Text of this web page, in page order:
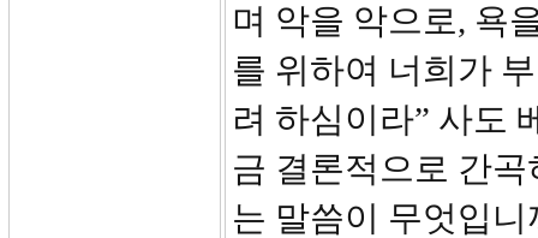
며 악을 악으로, 욕
를 위하여 너희가
려 하심이라” 사도
금 결론적으로 간
는 말씀이 무엇입